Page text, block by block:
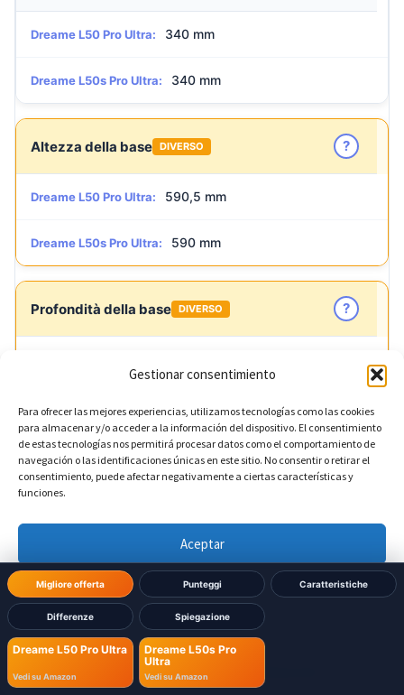
Gestionar consentimiento
Para ofrecer las mejores experiencias, utilizamos tecnologías como las cookies
para almacenar y/o acceder a la información del dispositivo. El consentimiento
de estas tecnologías nos permitirá procesar datos como el comportamiento de
navegación o las identificaciones únicas en este sitio. No consentir o retirar el
consentimiento, puede afectar negativamente a ciertas características y
funciones.
Aceptar
Denegar
Ver preferencias
Política de cookies Política de Privacidad
Migliore offerta Punteggi Caratteristiche
Differenze Spiegazione
Dreame L50 Pro Ultra
Vedi su Amazon
Dreame L50s Pro
Ultra
Vedi su Amazon
Dreame L50 Pro Ultra: 340 mm
Dreame L50s Pro Ultra: 340 mm
Altezza della base DIVERSO ?
Dreame L50 Pro Ultra: 590,5 mm
Dreame L50s Pro Ultra: 590 mm
Profondità della base DIVERSO ?
Dreame L50s Pro Ultra: 457 mm
Hai già deciso quale
comprare?
Acquista direttamente su Amazon e ricevilo in 24-
48h con spedizione Prime